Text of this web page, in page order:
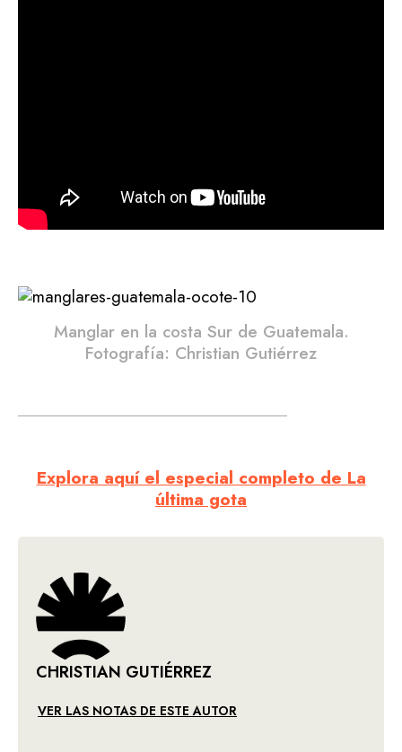
Manglar en la costa Sur de Guatemala.
Fotografía: Christian Gutiérrez
Explora aquí el especial completo de La
última gota
CHRISTIAN GUTIÉRREZ
VER LAS NOTAS DE ESTE AUTOR